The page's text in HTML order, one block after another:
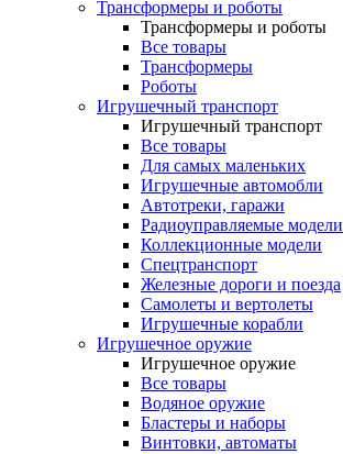
Трансформеры и роботы
Трансформеры и роботы
Все товары
Трансформеры
Роботы
Игрушечный транспорт
Игрушечный транспорт
Все товары
Для самых маленьких
Игрушечные автомобли
Автотреки, гаражи
Радиоуправляемые модели
Коллекционные модели
Спецтранспорт
Железные дороги и поезда
Самолеты и вертолеты
Игрушечные корабли
Игрушечное оружие
Игрушечное оружие
Все товары
Водяное оружие
Бластеры и наборы
Винтовки, автоматы